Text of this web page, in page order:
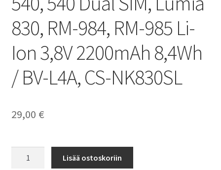
830, RM-984, RM-985 Li-
Ion 3,8V 2200mAh 8,4Wh
/ BV-L4A, CS-NK830SL
29,00 €
Lisää ostoskoriin